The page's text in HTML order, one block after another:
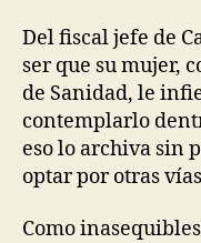
Del fiscal jefe de
ser que su mujer,
de Sanidad, le
contemplarlo
eso lo archiva sin
optar por otras
Como